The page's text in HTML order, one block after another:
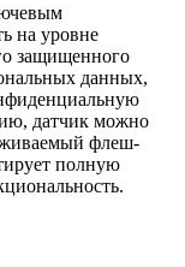
на уровне
защищенного
данных,
датчик можно
флеш-
полную